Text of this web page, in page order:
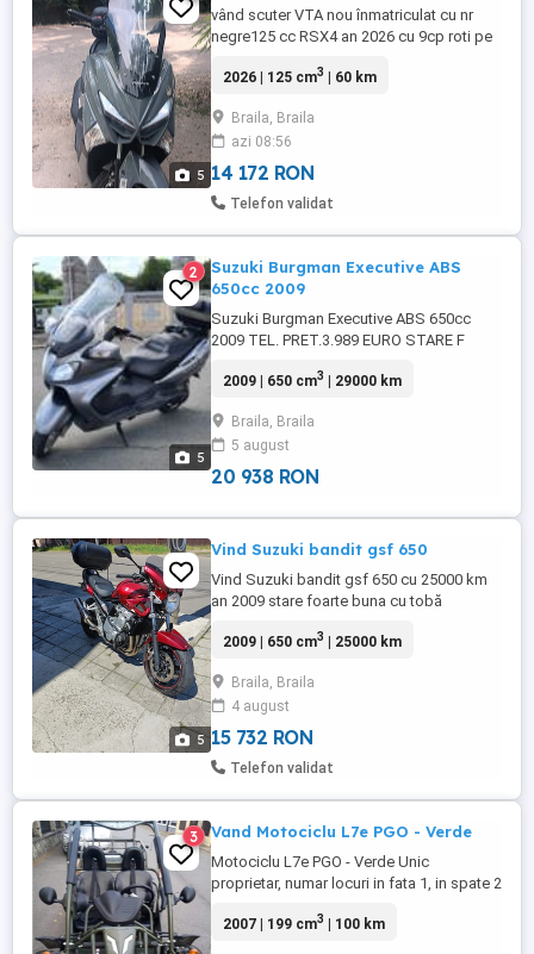
5
vând scuter VTA nou înmatriculat cu nr
negre125 cc RSX4 an 2026 cu 9cp roti pe
euro 5 viteza este de 100kmh sistem de
suspensie dubla pe spate sistemul de
luminare LED are garanție 24 de luni cu
carte RAR servisul se ...
2026 | 125 cm3 | 60 km
Braila, Braila
azi 08:56
14 172 RON
Telefon validat
5
2
Suzuki Burgman Executive ABS
650cc 2009
Suzuki Burgman Executive ABS 650cc
2009 TEL. PRET.3.989 EURO STARE F
Suzuki Burgman Executive ABS AN650 cc
accesorizat complet plus consumabile
schimbate recent. Oglinzi și parbriz
electric. Cauciucuri marca Michelin ...
2009 | 650 cm3 | 29000 km
Braila, Braila
5 august
20 938 RON
5
Vind Suzuki bandit gsf 650
Vind Suzuki bandit gsf 650 cu 25000 km
an 2009 stare foarte buna cu tobă
nu necesita nici o investiție!
2009 | 650 cm3 | 25000 km
Braila, Braila
4 august
15 732 RON
Telefon validat
3 Vand Motociclu L7e PGO - Verde
Motociclu L7e PGO - Verde Unic
proprietar, numar locuri in fata 1, in spate 2
pret 110 milioane.
2007 | 199 cm3 | 100 km